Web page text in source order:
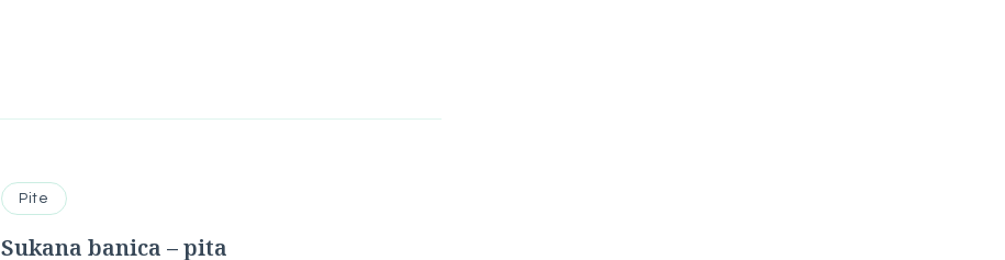
Pite
Sukana banica – pita